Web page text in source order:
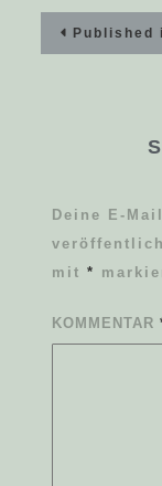
Published
Deine E-
mit*
KOMMENTAR